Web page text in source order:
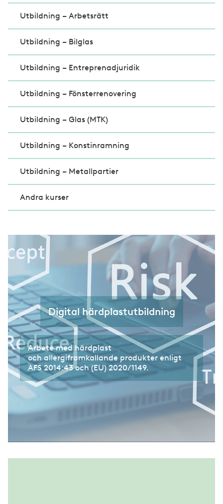
Utbildning – Arbetsrätt
Utbildning – Bilglas
Utbildning – Entreprenadjuridik
Utbildning – Fönsterrenovering
Utbildning – Glas (MTK)
Utbildning – Konstinramning
Utbildning – Metallpartier
Andra kurser
Digital härdplastutbildning
Arbete med härdplast
och allergiframkallande produkter enligt
AFS 2014:43 och (EU) 2020/1149.